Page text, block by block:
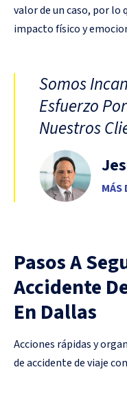
valor de un caso, por lo
impacto físico y
Somos
Esfuerzo
Nuestros
MÁS
Pasos A
Accidente
En Dallas
Acciones rápidas y
de accidente de viaje